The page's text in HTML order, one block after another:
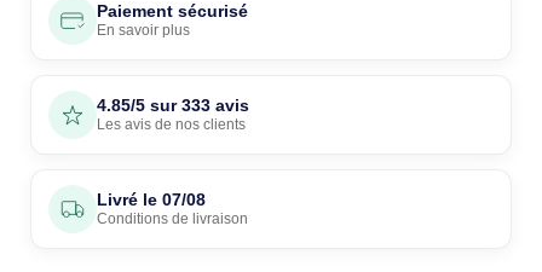
Paiement sécurisé
En savoir plus
4.85/5 sur 333 avis
Les avis de nos clients
Livré le 07/08
Conditions de livraison